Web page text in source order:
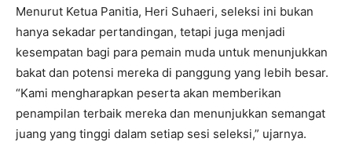
Menurut Ketua Panitia, Heri Suhaeri, seleksi ini bukan
hanya sekadar pertandingan, tetapi juga menjadi
kesempatan bagi para pemain muda untuk menunjukkan
bakat dan potensi mereka di panggung yang lebih besar.
“Kami mengharapkan peserta akan memberikan
penampilan terbaik mereka dan menunjukkan semangat
juang yang tinggi dalam setiap sesi seleksi,” ujarnya.